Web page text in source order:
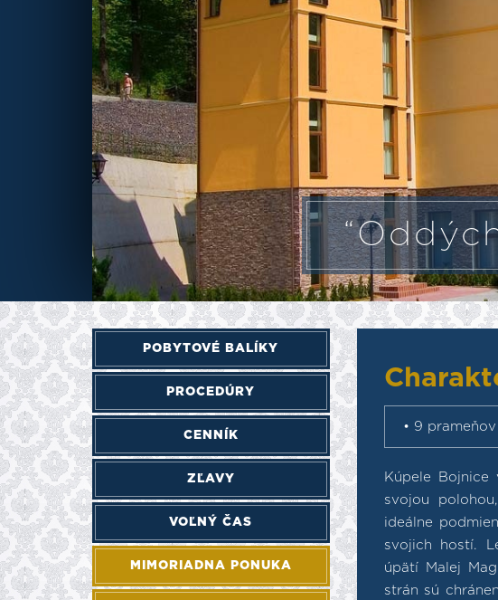
POBYTOVÉ BALÍKY
PROCEDÚRY
CENNÍK
ZĽAVY
VOĽNÝ ČAS
MIMORIADNA PONUKA
• 9
Kúpele
svojou
ideálne
svojich hostí.
úpätí Malej
strán sú